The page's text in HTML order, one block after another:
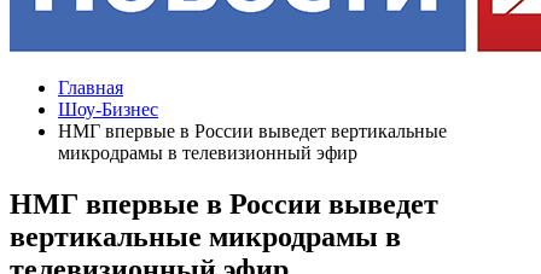
Главная
Шоу-Бизнес
НМГ впервые в России выведет вертикальные
микродрамы в телевизионный эфир
НМГ впервые в России выведет
вертикальные микродрамы в